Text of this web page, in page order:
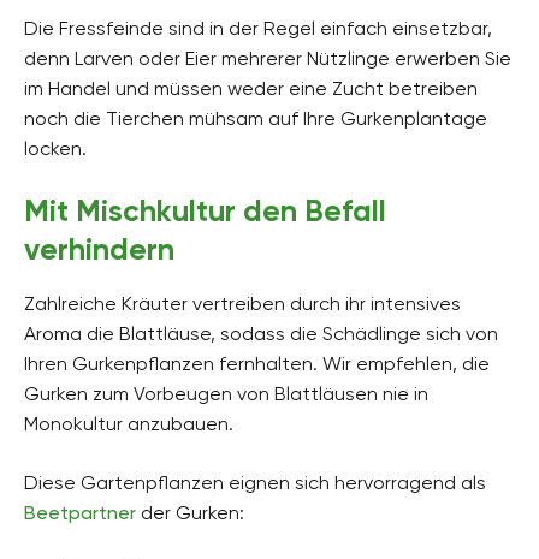
Die Fressfeinde sind in der Regel einfach einsetzbar,
denn Larven oder Eier mehrerer Nützlinge erwerben Sie
im Handel und müssen weder eine Zucht betreiben
noch die Tierchen mühsam auf Ihre Gurkenplantage
locken.
Mit Mischkultur den Befall
verhindern
Zahlreiche Kräuter vertreiben durch ihr intensives
Aroma die Blattläuse, sodass die Schädlinge sich von
Ihren Gurkenpflanzen fernhalten. Wir empfehlen, die
Gurken zum Vorbeugen von Blattläusen nie in
Monokultur anzubauen.
Diese Gartenpflanzen eignen sich hervorragend als
Beetpartner der Gurken: